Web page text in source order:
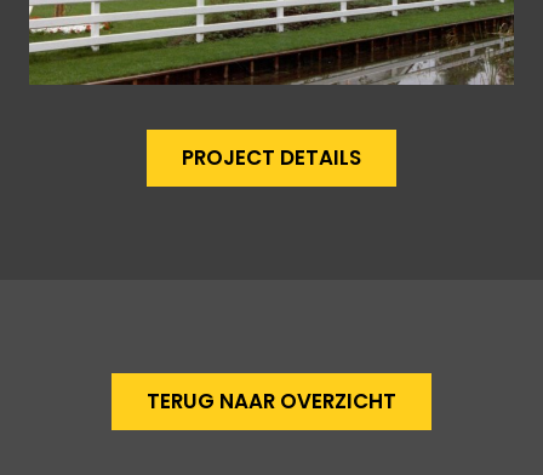
PROJECT DETAILS
TERUG NAAR OVERZICHT